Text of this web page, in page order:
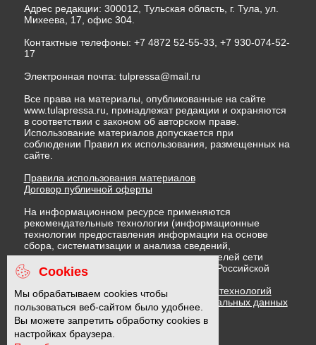
Адрес редакции: 300012, Тульская область, г. Тула, ул.
Михеева, 17, офис 304.
Контактные телефоны: +7 4872 52-55-33, +7 930-074-52-
17
Электронная почта: tulpressa@mail.ru
Все права на материалы, опубликованные на сайте
www.tulapressa.ru, принадлежат редакции и охраняются
в соответствии с законом об авторском праве.
Использование материалов допускается при
соблюдении Правил их использования, размещенных на
сайте.
Правила использования материалов
Договор публичной оферты
На информационном ресурсе применяются
рекомендательные технологии (информационные
технологии предоставления информации на основе
сбора, систематизации и анализа сведений,
относящихся к предпочтениям пользователей сети
"Интернет", находящихся на территории Российской
Федерации)
Правила применения рекомендательных технологий
Политика в отношении обработки персональных данных
Политика обработки файлов cookie
Cookies
Мы обрабатываем cookies чтобы
пользоваться веб-сайтом было удобнее.
Вы можете запретить обработку cookies в
настройках браузера.